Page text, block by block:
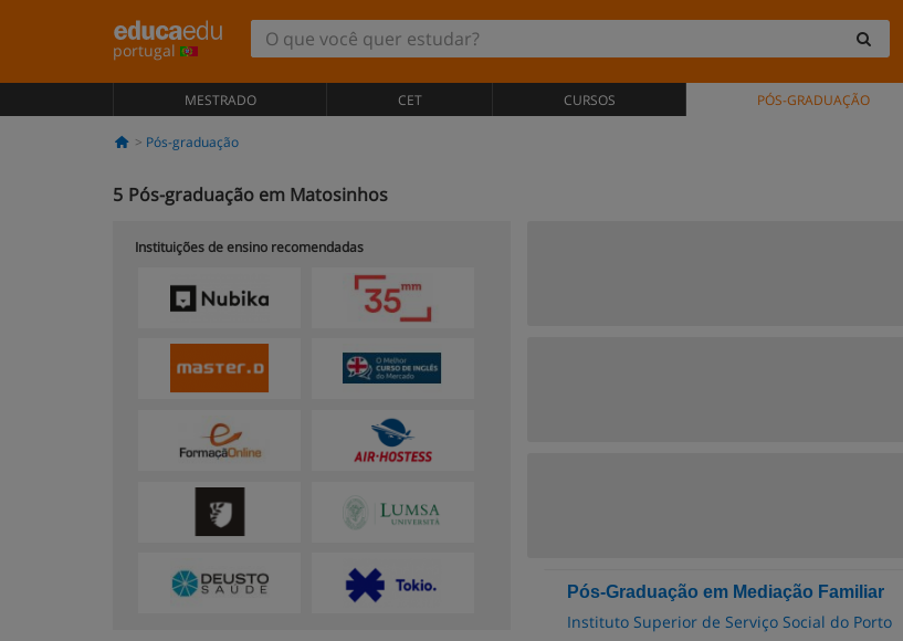
portugal
MESTRADO CET CURSOS PÓS-GRADUAÇÃO
Pós-graduação
5 Pós-graduação em Matosinhos
Pós-Graduação em Mediação Familiar
Instituto Superior de Serviço Social do Porto
Instituições de ensino recomendadas